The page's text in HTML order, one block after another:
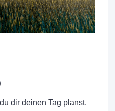
dir deinen Tag planst.